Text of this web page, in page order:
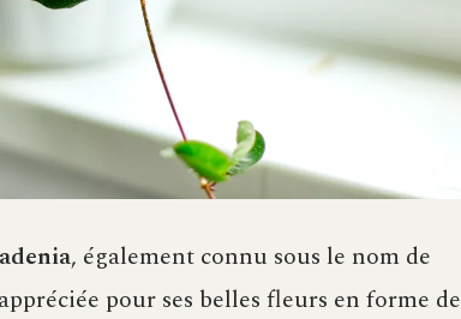
, également connu sous le nom de
pour ses belles fleurs en forme de